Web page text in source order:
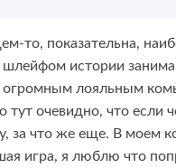
то, показательна,
истории
огромным лояльным
тут очевидно, что если
за что же еще. В моем
игра, я люблю что